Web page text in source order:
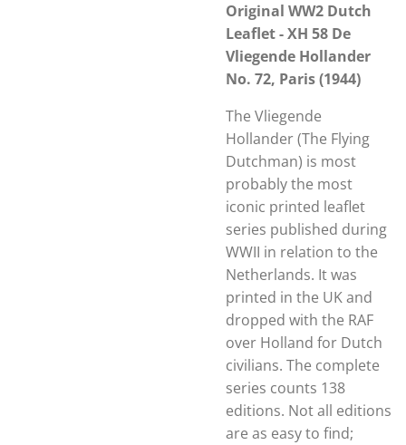
Original WW2 Dutch
Leaflet - XH 58 De
Vliegende Hollander
No. 72, Paris (1944)
The Vliegende
Hollander (The Flying
Dutchman) is most
probably the most
iconic printed leaflet
series published during
WWII in relation to the
Netherlands. It was
printed in the UK and
dropped with the RAF
over Holland for Dutch
civilians. The complete
series counts 138
editions. Not all editions
are as easy to find;